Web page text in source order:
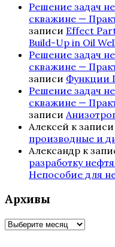
Решение задач
скважине —
записи Effect
Build-Up in Oil
Решение задач
скважине —
записи Функции
Решение задач
скважине —
записи
Алексей к записи
производные и
Александр к
разработку
Непособие для
Архивы
Архивы